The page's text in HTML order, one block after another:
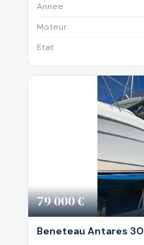
Annee
Moteur
Etat
79 000 €
Beneteau Antares 30